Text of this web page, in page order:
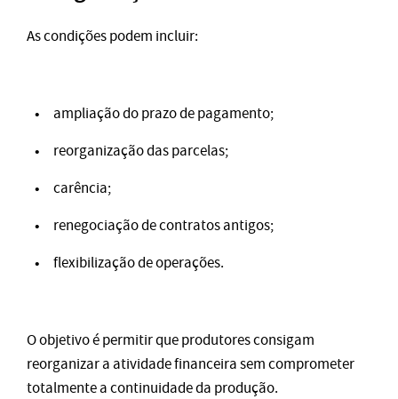
As condições podem incluir:
ampliação do prazo de pagamento;
reorganização das parcelas;
carência;
renegociação de contratos antigos;
flexibilização de operações.
O objetivo é permitir que produtores consigam
reorganizar a atividade financeira sem comprometer
totalmente a continuidade da produção.